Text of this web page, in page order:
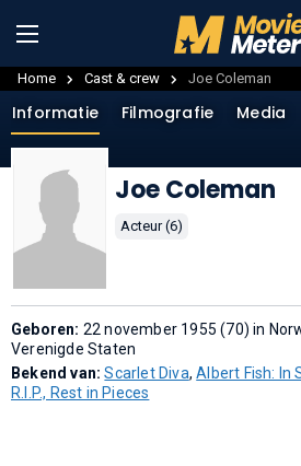
Home Cast & crew Joe Coleman
Informatie Filmografie Media
Joe Coleman
Acteur (6)
Geboren: 22 november 1955 (70) in
Verenigde Staten
Bekend van:Scarlet Diva,Albert Fish: In
R.I.P., Rest in Pieces